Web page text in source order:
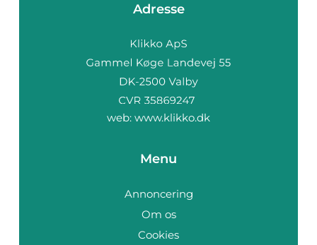
Adresse
web: www.klikko.dk
Menu
Annoncering
Om os
Cookies